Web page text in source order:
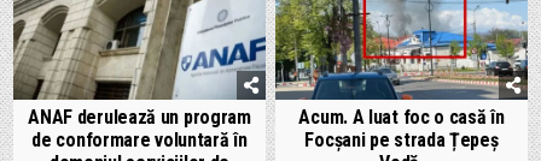
ANAF derulează un program
de conformare voluntară în
Acum. A luat foc o casă în
Focșani pe strada Țepeș